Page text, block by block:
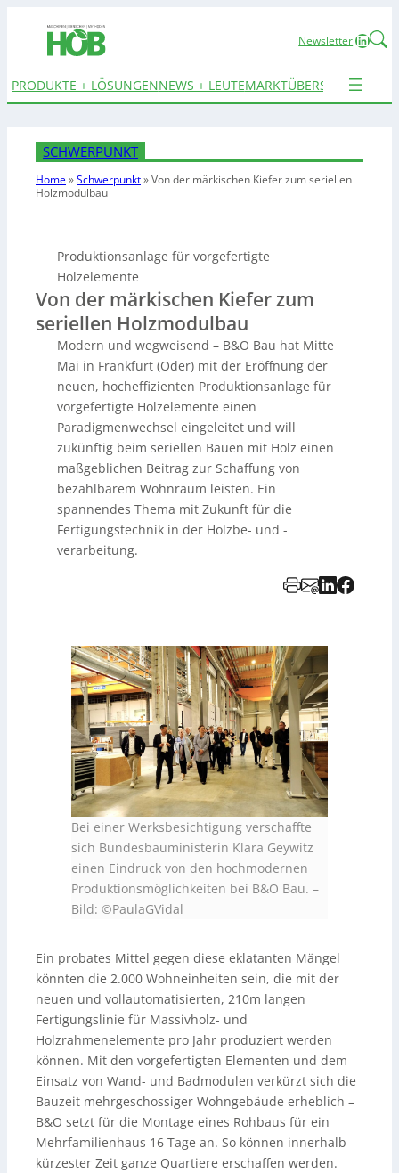
Newsletter
PRODUKTE + LÖSUNGENNEWS + LEUTEMARKTÜBERSICHTEN
SCHWERPUNKT
Home»Schwerpunkt»Von der märkischen Kieferzum seriellen
Holzmodulbau
Produktionsanlage für vorgefertigte
Holzelemente
Von der märkischen Kiefer zum
seriellen Holzmodulbau
Modern und wegweisend – B&O Bau hat Mitte
Mai in Frankfurt (Oder) mit der Eröffnung der
neuen, hocheffizienten Produktionsanlage für
vorgefertigte Holzelemente einen
Paradigmenwechsel eingeleitet und will
zukünftig beim seriellen Bauen mit Holz einen
maßgeblichen Beitrag zur Schaffung von
bezahlbarem Wohnraum leisten. Ein
spannendes Thema mit Zukunft für die
Fertigungstechnik in der Holzbe- und -
verarbeitung.
Bei einer Werksbesichtigung verschaffte
sich Bundesbauministerin Klara Geywitz
einen Eindruck von den hochmodernen
Produktionsmöglichkeiten bei B&O Bau. –
Bild: ©PaulaGVidal
Ein probates Mittel gegen diese eklatanten Mängel
könnten die 2.000 Wohneinheiten sein, die mit der
neuen und vollautomatisierten, 210m langen
Fertigungslinie für Massivholz- und
Holzrahmenelemente pro Jahr produziert werden
können. Mit den vorgefertigten Elementen und dem
Einsatz von Wand- und Badmodulen verkürzt sich die
Bauzeit mehrgeschossiger Wohngebäude erheblich –
B&O setzt für die Montage eines Rohbaus für ein
Mehrfamilienhaus 16 Tage an. So können innerhalb
kürzester Zeit ganze Quartiere erschaffen werden.